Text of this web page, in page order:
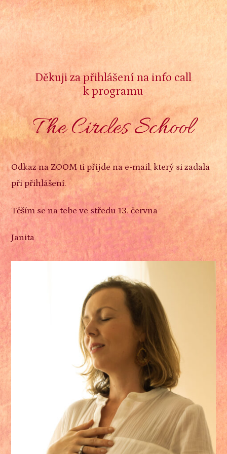
Děkuji za přihlášení na info call
k programu
The Circles School
Odkaz na ZOOM ti přijde na e-mail, který si zadala
při přihlášení.
Těším se na tebe ve středu 13. června
Janita